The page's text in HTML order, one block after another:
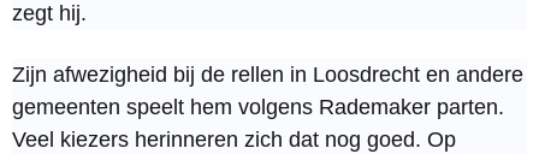
zegt hij.
Zijn afwezigheid bij de rellen in Loosdrecht en andere
gemeenten speelt hem volgens Rademaker parten.
Veel kiezers herinneren zich dat nog goed. Op